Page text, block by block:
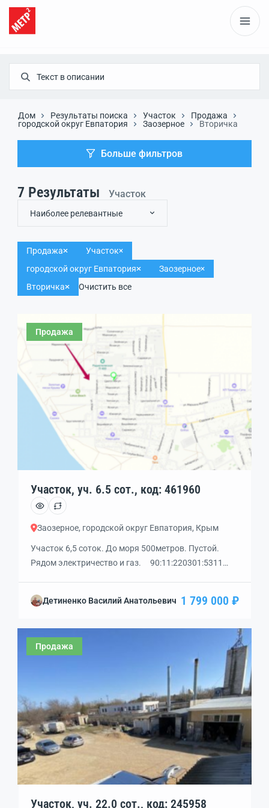
Дом Результаты поиска Участок
Продажа
городской округ Евпатория
Заозерное Вторичка
Больше фильтров
7 Результаты Участок
Наиболее релевантные
Продажа
Участок
городской округ Евпатория
Заозерное
Вторичка
Очистить все
Продажа
Участок, уч. 6.5 сот., код: 461960
Заозерное, городской округ Евпатория, Крым
Участок 6,5 соток. До моря 500метров. Пустой.
Рядом электричество и газ. 90:11:220301:5311
Детиненко Василий Анатольевич 1 799 000 ₽
Продажа
Участок, уч. 22.0 сот., код: 245958